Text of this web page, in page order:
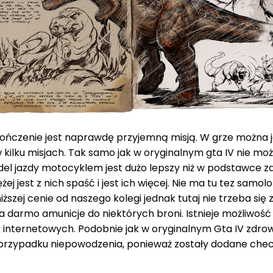
jest naprawdę przyjemną misją. W grze
misjach. Tak samo jak w oryginalnym gta IV nie
jazdy motocyklem jest dużo lepszy niż w podstawce
jest z nich spaść i jest ich więcej. Nie ma tu tez
cenie od naszego kolegi jednak tutaj nie trzeba
darmo amunicje do niektórych broni. Istnieje
Podobnie jak w oryginalnym Gta IV
niepowodzenia, ponieważ zostały dodane